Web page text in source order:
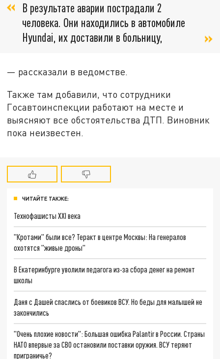
В результате аварии пострадали 2
человека. Они находились в автомобиле
Hyundai, их доставили в больницу,
— рассказали в ведомстве.
Также там добавили, что сотрудники
Госавтоинспекции работают на месте и
выясняют все обстоятельства ДТП. Виновник
пока неизвестен.
ЧИТАЙТЕ ТАКЖЕ:
Технофашисты XXI века
"Кротами" были все? Теракт в центре Москвы: На генералов
охотятся "живые дроны"
В Екатеринбурге уволили педагога из-за сбора денег на ремонт
школы
Даня с Дашей спаслись от боевиков ВСУ. Но беды для малышей не
закончились
"Очень плохие новости": Большая ошибка Palantir в России. Страны
НАТО впервые за СВО остановили поставки оружия. ВСУ теряют
приграничье?